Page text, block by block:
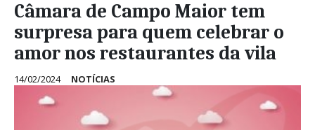
Câmara de Campo Maior tem
surpresa para quem celebrar o
amor nos restaurantes da vila
14/02/2024 NOTÍCIAS